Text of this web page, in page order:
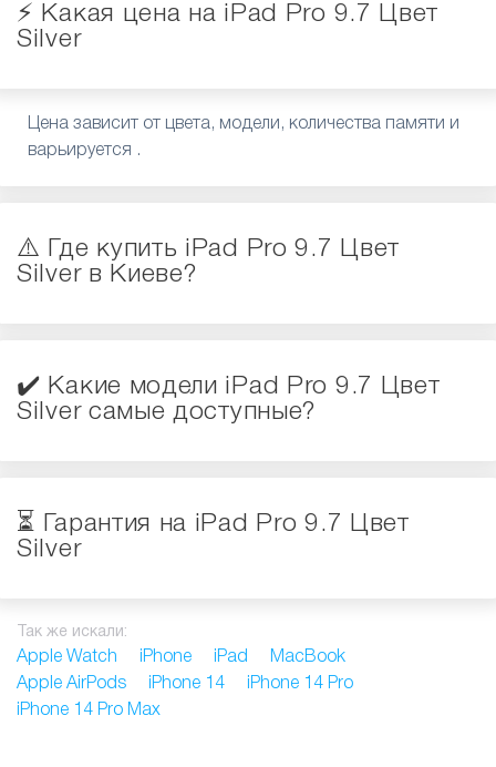
⚡️ Какая цена на iPad Pro 9.7 Цвет
Silver
Цена зависит от цвета, модели, количества памяти и
варьируется .
⚠️ Где купить iPad Pro 9.7 Цвет
Silver в Киеве?
✔️ Какие модели iPad Pro 9.7 Цвет
Silver самые доступные?
⏳ Гарантия на iPad Pro 9.7 Цвет
Silver
Так же искали:
Apple Watch iPhone iPad
MacBook
Apple AirPods
iPhone 14
iPhone 14 Pro
iPhone 14 Pro Max